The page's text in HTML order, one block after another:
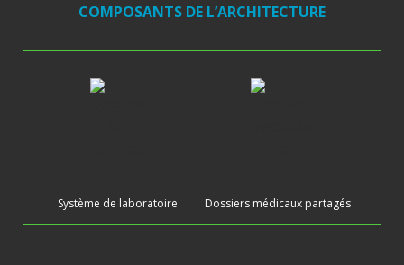
COMPOSANTS DE L’ARCHITECTURE
Système de laboratoire Dossiers médicaux partagés